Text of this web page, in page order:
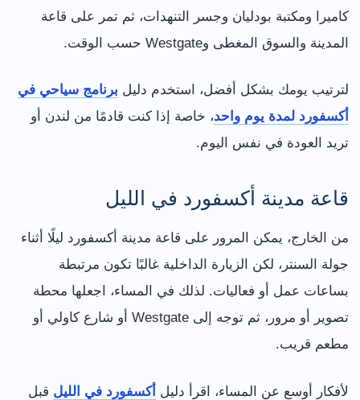
كاميرا ومكتبة بودليان وجسر التنهدات، ثم تمر على قاعة
المدينة والسوق المغطى وWestgate حسب الوقت.
لترتيب يومك بشكل أفضل، استخدم دليل برنامج سياحي في
أكسفورد لمدة يوم واحد، خاصة إذا كنت قادمًا من لندن أو
تريد العودة في نفس اليوم.
قاعة مدينة أكسفورد في الليل
من الخارج، يمكن المرور على قاعة مدينة أكسفورد ليلًا أثناء
جولة السنتر، لكن الزيارة الداخلية غالبًا تكون مرتبطة
بساعات عمل أو فعاليات. لذلك في المساء، اجعلها محطة
تصوير أو مرور، ثم توجه إلى Westgate أو شارع كاولي أو
مطعم قريب.
لأفكار أوسع عن المساء، اقرأ دليل أكسفورد في الليل قبل